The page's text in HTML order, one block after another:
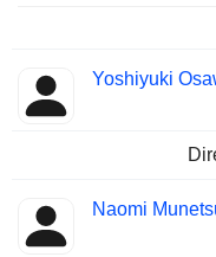
Yoshiyuki
Naomi